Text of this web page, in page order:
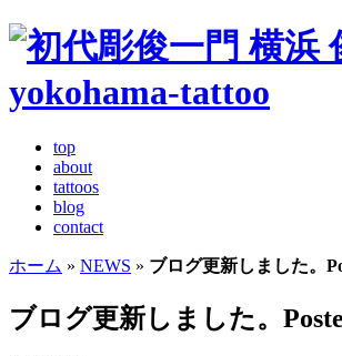
top
about
tattoos
blog
contact
ホーム » NEWS » ブログ更新しました。
ブログ更新しました。